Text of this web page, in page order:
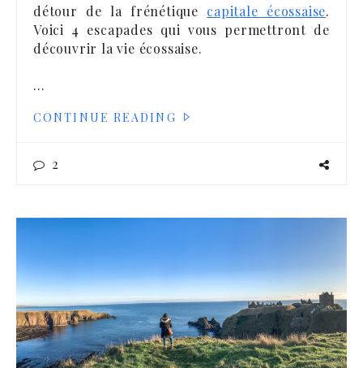
détour de la frénétique capitale écossaise.
Voici 4 escapades qui vous permettront de
découvrir la vie écossaise.
…
CONTINUE READING
2